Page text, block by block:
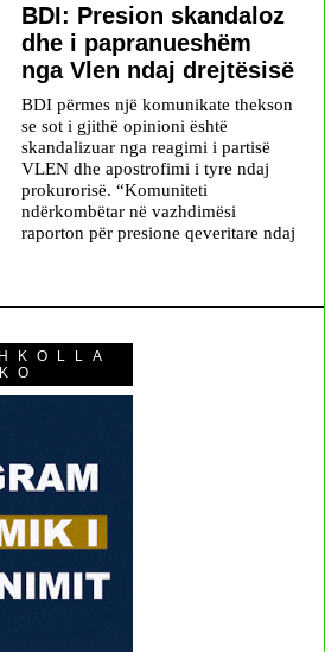
BDI: Presion skandaloz
dhe i papranueshëm
nga Vlen ndaj drejtësisë
BDI përmes një komunikate thekson
se sot i gjithë opinioni është
skandalizuar nga reagimi i partisë
VLEN dhe apostrofimi i tyre ndaj
prokurorisë. “Komuniteti
ndërkombëtar në vazhdimësi
raporton për presione qeveritare ndaj